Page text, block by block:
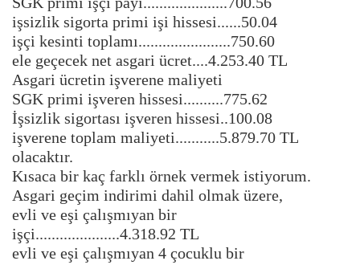
işsizlik sigorta primi işi hissesi......50.04
işçi kesinti toplamı.......................750.60
ele geçecek net asgari ücret....4.253.40 TL
Asgari ücretin işverene maliyeti
SGK primi işveren hissesi..........775.62
İşsizlik sigortası işveren hissesi..100.08
işverene toplam maliyeti...........5.879.70 TL
olacaktır.
Kısaca bir kaç farklı örnek vermek istiyorum.
Asgari geçim indirimi dahil olmak üzere,
evli ve eşi çalışmıyan bir
işçi.....................4.318.92 TL
evli ve eşi çalışmıyan 4 çocuklu bir